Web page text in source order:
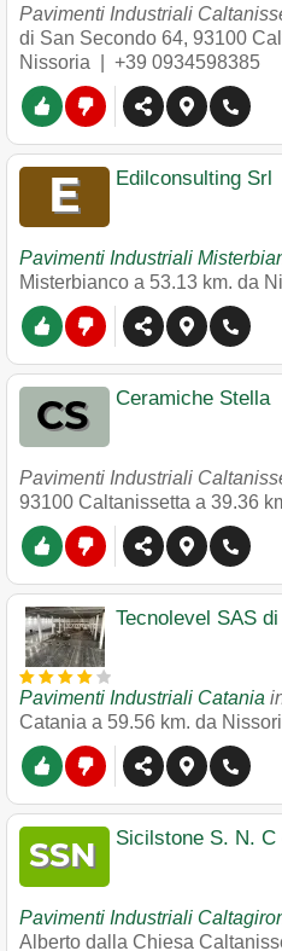
Pavimenti Industriali
di San Secondo 64, 93100
Nissoria | +39 0934598385
Edilconsulting Srl
Pavimenti Industriali
Misterbianco a 53.13 km. da
Ceramiche Stella
Pavimenti Industriali
93100 Caltanissetta a 39.36
Tecnolevel SAS
Pavimenti Industriali Catania
Catania a 59.56 km. da
Sicilstone S. N.
Pavimenti Industriali
Alberto dalla Chiesa